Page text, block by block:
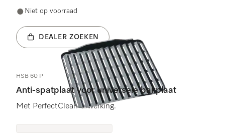
Niet op voorraad
DEALER ZOEKEN
HSB 60 P
Anti-spatplaat voor universele bakplaat
Met PerfectClean-afwerking.